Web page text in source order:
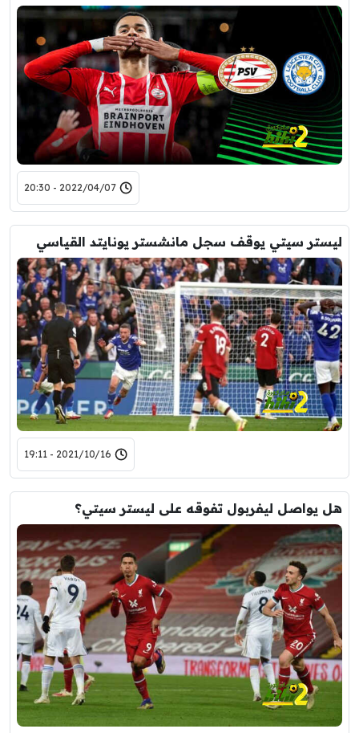
2022/04/07 - 20:30
ليستر سيتي يوقف سجل مانشستر يونايتد القياسي
2021/10/16 - 19:11
هل يواصل ليفربول تفوقه على ليستر سيتي؟